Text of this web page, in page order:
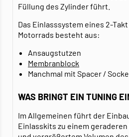
Füllung des Zylinder führt.
Das Einlasssystem eines 2-
Motorrads besteht aus:
Ansaugstutzen
Membranblock
Manchmal mit Spacer /
WAS BRINGT EIN TUNING
Im Allgemeinen führt der
Einlasskits zu einem